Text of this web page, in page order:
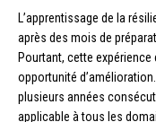
L’apprentissage de la
après des mois de
Pourtant, cette expérience
opportunité
plusieurs années
applicable à tous les